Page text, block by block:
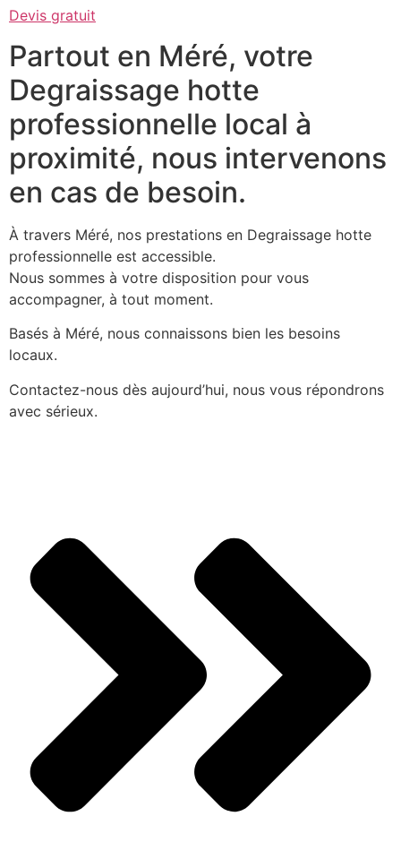
Devis gratuit
Partout en Méré, votre
Degraissage hotte
professionnelle local à
proximité, nous intervenons
en cas de besoin.
À travers Méré, nos prestations en Degraissage hotte
professionnelle est accessible.
Nous sommes à votre disposition pour vous
accompagner, à tout moment.
Basés à Méré, nous connaissons bien les besoins
locaux.
Contactez-nous dès aujourd’hui, nous vous répondrons
avec sérieux.